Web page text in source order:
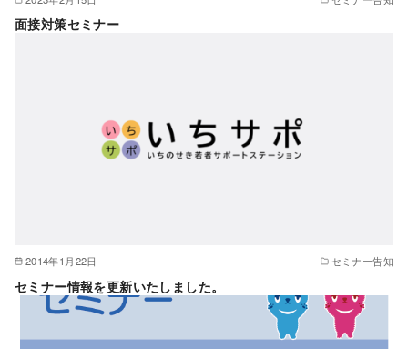
面接対策セミナー
2014年1月22日 セミナー告知
セミナー情報を更新いたしました。